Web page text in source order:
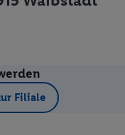
Filiale